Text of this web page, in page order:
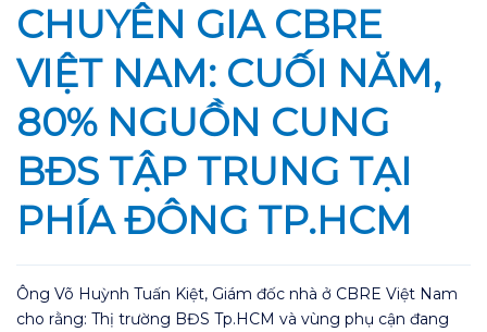
CHUYÊN GIA CBRE
VIỆT NAM: CUỐI NĂM,
80% NGUỒN CUNG
BĐS TẬP TRUNG TẠI
PHÍA ĐÔNG TP.HCM
Ông Võ Huỳnh Tuấn Kiệt, Giám đốc nhà ở CBRE Việt Nam
cho rằng: Thị trường BĐS Tp.HCM và vùng phụ cận đang